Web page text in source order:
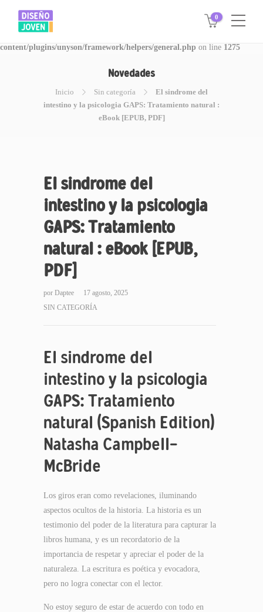
Warning: Invalid argument supplied for foreach() in
/www/disegnojoven.com.ar/htdocs/wp-
content/plugins/unyson/framework/helpers/general.php on line 1275
0
Novedades
Inicio Sin categoría
El sindrome del
intestino y la psicologia GAPS: Tratamiento natural :
eBook [EPUB, PDF]
El sindrome del
intestino y la psicologia
GAPS: Tratamiento
natural : eBook [EPUB,
PDF]
por Daptee
17 agosto, 2025
SIN CATEGORÍA
El sindrome del
intestino y la psicologia
GAPS: Tratamiento
natural (Spanish Edition)
Natasha Campbell-
McBride
Los giros eran como revelaciones, iluminando
aspectos ocultos de la historia. La historia es un
testimonio del poder de la literatura para capturar la
libros humana, y es un recordatorio de la
importancia de respetar y apreciar el poder de la
naturaleza. La escritura es poética y evocadora,
pero no logra conectar con el lector.
No estoy seguro de estar de acuerdo con todo en